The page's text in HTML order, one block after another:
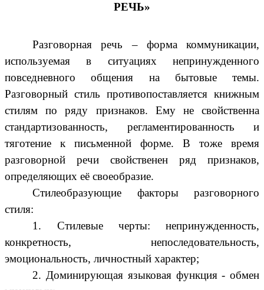
РЕЧЬ»
Разговорная речь – форма коммуникации,
используемая в ситуациях непринужденного
повседневного общения на бытовые темы.
Разговорный стиль противопоставляется книжным
стилям по ряду признаков. Ему не свойственна
стандартизованность, регламентированность и
тяготение к письменной форме. В тоже время
разговорной речи свойственен ряд признаков,
определяющих её своеобразие.
Стилеобразующие факторы разговорного
стиля:
1. Стилевые черты: непринужденность,
конкретность, непоследовательность,
эмоциональность, личностный характер;
2. Доминирующая языковая функция - обмен